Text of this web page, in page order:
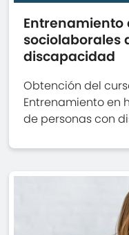
sociolaborales
discapacidad
Obtención del
Entrenamiento en
de personas con